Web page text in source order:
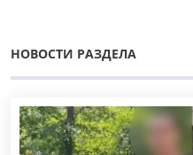
НОВОСТИ РАЗДЕЛА